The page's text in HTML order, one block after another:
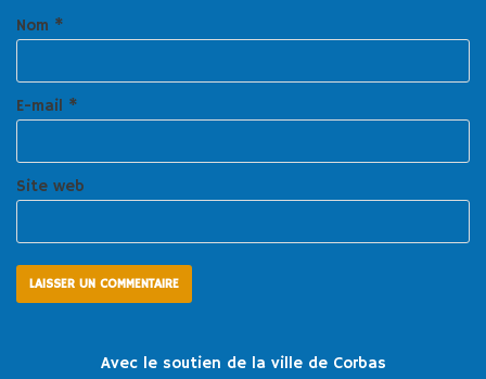
Nom *
E-mail *
Site web
Avec le soutien de la ville de Corbas